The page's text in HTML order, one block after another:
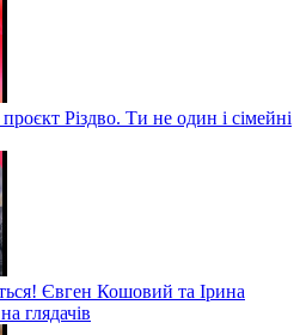
Різдво. Ти не один і сімейні
Євген Кошовий та Ірина
глядачів